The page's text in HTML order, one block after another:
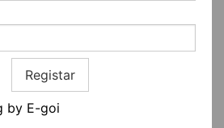
Registar
by E-goi